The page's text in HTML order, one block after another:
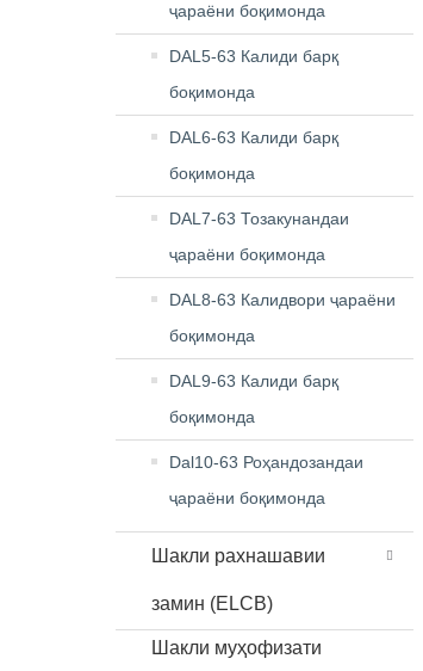
ҷараёни боқимонда
DAL5-63 Калиди барқ ​​
боқимонда
DAL6-63 Калиди барқ ​​
боқимонда
DAL7-63 Тозакунандаи
ҷараёни боқимонда
DAL8-63 Калидвори ҷараёни
боқимонда
DAL9-63 Калиди барқ ​​
боқимонда
Dal10-63 Роҳандозандаи
ҷараёни боқимонда
Шакли рахнашавии
замин (ELCB)
Шакли муҳофизати